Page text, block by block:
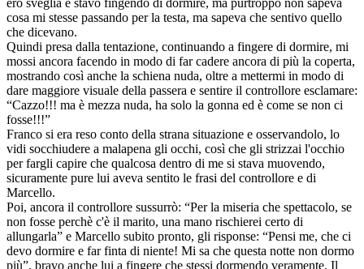
cosa mi stesse passando per la testa, ma sapeva che sentivo quello
che dicevano.
Quindi presa dalla tentazione, continuando a fingere di dormire, mi
mossi ancora facendo in modo di far cadere ancora di più la coperta,
mostrando così anche la schiena nuda, oltre a mettermi in modo di
dare maggiore visuale della passera e sentire il controllore esclamare:
“Cazzo!!! ma è mezza nuda, ha solo la gonna ed è come se non ci
fosse!!!”
Franco si era reso conto della strana situazione e osservandolo, lo
vidi socchiudere a malapena gli occhi, così che gli strizzai l'occhio
per fargli capire che qualcosa dentro di me si stava muovendo,
sicuramente pure lui aveva sentito le frasi del controllore e di
Marcello.
Poi, ancora il controllore sussurrò: “Per la miseria che spettacolo, se
non fosse perchè c'è il marito, una mano rischierei certo di
allungarla” e Marcello subito pronto, gli risponse: “Pensi me, che ci
devo dormire e far finta di niente! Mi sa che questa notte non dormo
più”, bravo anche lui a fingere che stessi dormendo veramente. Il